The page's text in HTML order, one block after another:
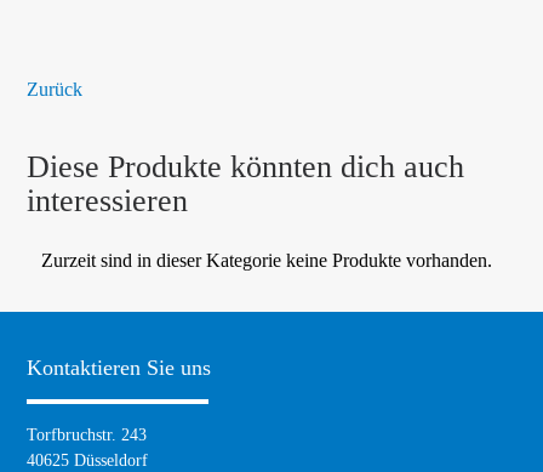
Zurück
Diese Produkte könnten dich auch
interessieren
Zurzeit sind in dieser Kategorie keine Produkte vorhanden.
Kontaktieren Sie uns
Torfbruchstr. 243
40625 Düsseldorf